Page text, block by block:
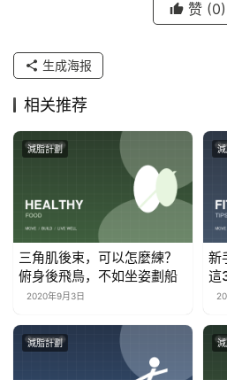
赞 (0)
生成海报
相关推荐
減脂計劃
三角肌後束，可以怎麼練？
俯身後飛鳥，不如坐姿劃船
2020年9月3日
新
這
減脂計劃